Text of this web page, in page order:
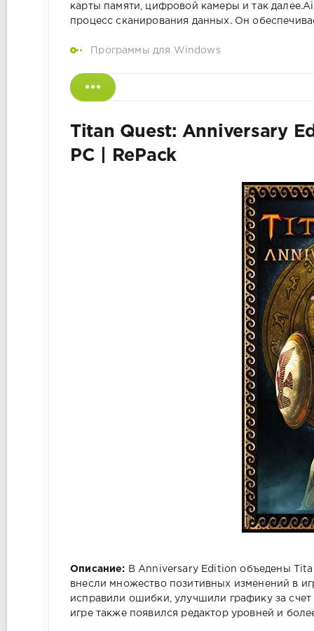
карты памяти, цифровой камеры и так
процесс сканирования данных. Он
Программы для Windows
Titan Quest: Anniversary
PC | RePack
Описание: В Anniversary Edition объедены
внесли множество позитивных изменений в
исправили ошибки, улучшили графику за
игре также появился редактор уровней и